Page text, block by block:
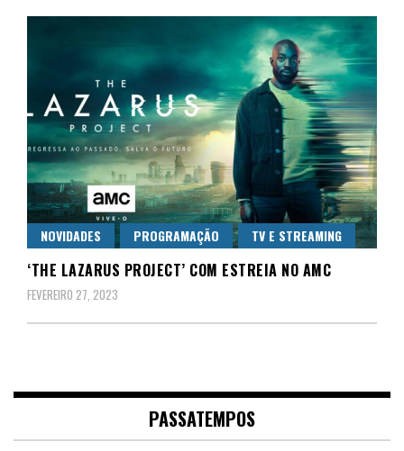
NOVIDADES PROGRAMAÇÃO TV E STREAMING
‘THE LAZARUS PROJECT’ COM ESTREIA NO AMC
FEVEREIRO 27, 2023
PASSATEMPOS